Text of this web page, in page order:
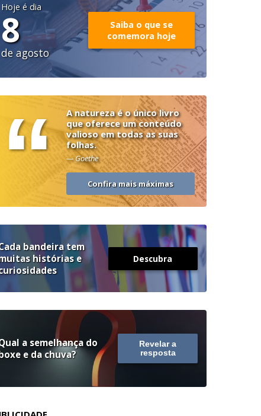
Hoje é dia
8
de agosto
Saiba o que se
comemora hoje
“
A natureza é o único livro
que oferece um conteúdo
valioso em todas as suas
folhas.
— Goethe
Confira mais máximas
bandeira tem
histórias e
Descubra
a semelhança do
e da chuva?
Revelar a
resposta